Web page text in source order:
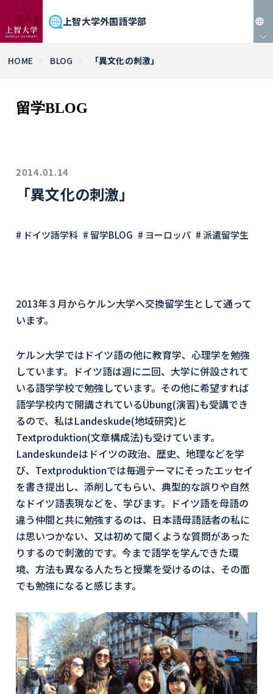
上智大学外国語学部
HOME BLOG 「異文化の刺激」
留学BLOG
2014.01.14
「異文化の刺激」
# ドイツ語学科 # 留学BLOG # ヨーロッパ # 派遣留学生
2013年３月からケルン大学へ交換留学生として通って
います。
ケルン大学ではドイツ語の他に教育学、心理学を勉強
しています。ドイツ語は週に二回、大学に併設されて
いる語学学校で勉強しています。その他に希望すれば
語学学校内で開講されているÜbung(演習)も受講でき
るので、私はLandeskude(地域研究)と
Textproduktion(文章構成法)も受けています。
Landeskundeはドイツの政治、歴史、地理などを学
び、Textproduktionでは毎週テーマにそったエッセイ
を書き提出し、添削してもらい、典型的な誤りや自然
なドイツ語表現などを、学びます。ドイツ語を母語の
違う仲間と共に勉強するのは、日本語母語話者の私に
は思いつかない、又は初めて聞くような質問があった
りするので刺激的です。今まで語学を学んできた環
境、方法も異なる人たちと授業を受けるのは、その面
でも勉強になると感じます。